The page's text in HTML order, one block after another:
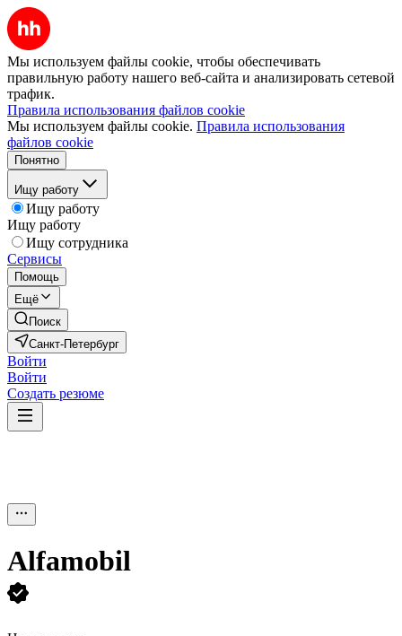
Мы используем файлы cookie, чтобы обеспечивать
правильную работу нашего веб-сайта и анализировать сетевой
трафик.
Правила использования файлов cookie
Мы используем файлы cookie. Правила использования
файлов cookie
Понятно
Ищу работу
Ищу работу
Ищу работу
Ищу сотрудника
Сервисы
Помощь
Ещё
Поиск
Санкт-Петербург
Войти
Войти
Создать резюме
Alfamobil